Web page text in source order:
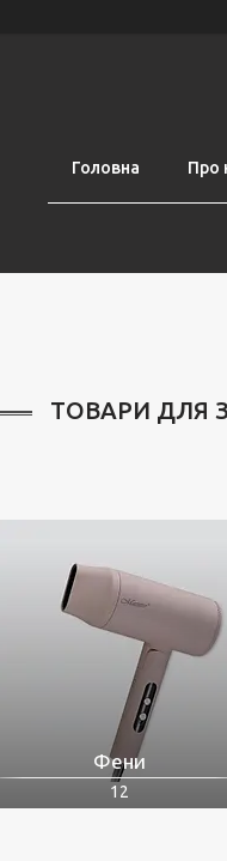
Головна Про
ТОВАРИ ДЛЯ
Фени
12